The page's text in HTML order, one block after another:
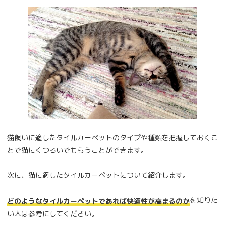
猫飼いに適したタイルカーペットのタイプや種類を把握しておくこ
とで猫にくつろいでもらうことができます。
次に、猫に適したタイルカーペットについて紹介します。
どのようなタイルカーペットであれば快適性が高まるのかを知りた
い人は参考にしてください。